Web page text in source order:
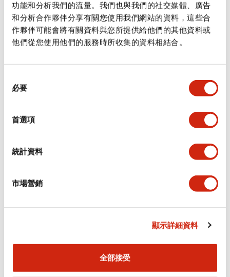
功能和分析我們的流量。我們也與我們的社交媒體、廣告
和分析合作夥伴分享有關您使用我們網站的資料，這些合
作夥伴可能會將有關資料與您所提供給他們的其他資料或
他們從您使用他們的服務時所收集的資料相結合。
必要
首選項
統計資料
市場營銷
顯示詳細資料
全部接受
規格 顯示全部
審美規範
安裝和安裝規範
認證與標準